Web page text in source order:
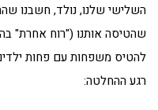
השלישי שלנו, נולד, חשבנו
שהטיסה אותנו ("רוח אחרת"
להטיס משפחות עם פחות
רגע ההחלטה: